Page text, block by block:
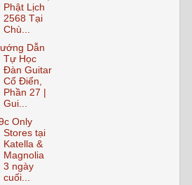
Phật Lịch
2568 Tại
Chù...
Dẫn
Tự Học
Đàn Guitar
Cổ Điển,
Phần 27 |
Gui...
Only
Stores tại
Katella &
Magnolia
3 ngày
cuối...